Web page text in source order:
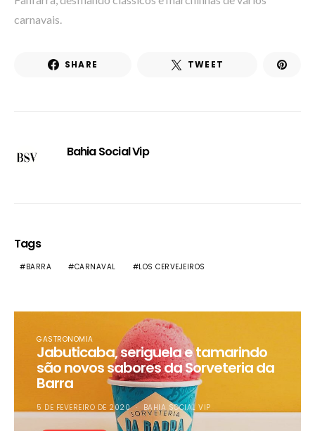
carnavais.
SHARE TWEET
Bahia Social Vip
Tags
BARRA CARNAVAL LOS CERVEJEIROS
GASTRONOMIA
Jabuticaba, seriguela e tamarindo
são novos sabores da Sorveteria da
Barra
5 DE FEVEREIRO DE 2020 BAHIA SOCIAL VIP